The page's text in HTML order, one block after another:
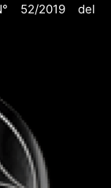
52/2019 del